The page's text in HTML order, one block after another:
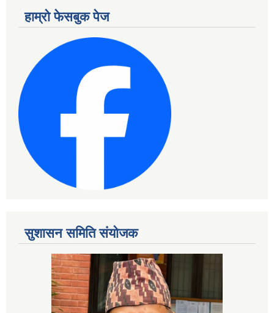
हाम्रो फेसबुक पेज
सुशासन समिति संयोजक